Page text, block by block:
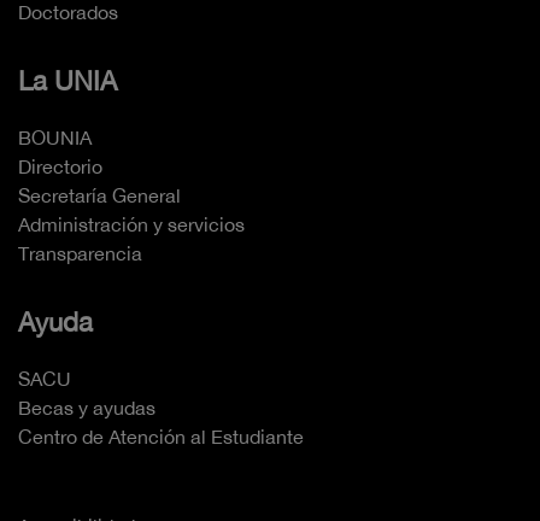
Doctorados
La UNIA
BOUNIA
Directorio
Secretaría General
Administración y servicios
Transparencia
Ayuda
SACU
Becas y ayudas
Centro de Atención al Estudiante